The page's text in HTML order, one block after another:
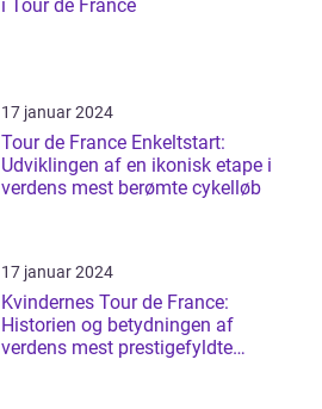
i Tour de France
17 januar 2024
Tour de France Enkeltstart:
Udviklingen af en ikonisk etape i
verdens mest berømte cykelløb
17 januar 2024
Kvindernes Tour de France:
Historien og betydningen af
verdens mest prestigefyldte